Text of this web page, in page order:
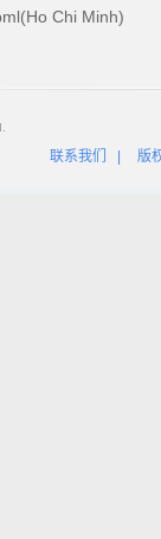
Chi Minh)
联系我们 版